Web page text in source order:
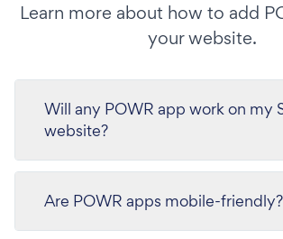
Learn more about how to add
your website.
Will any POWR app work on my
website?
Are POWR apps mobile-friendly?